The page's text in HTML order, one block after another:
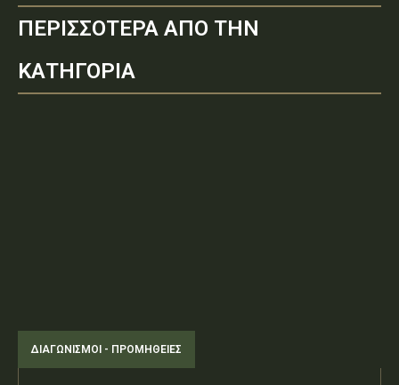
ΠΕΡΙΣΣΟΤΕΡΑ ΑΠΟ ΤΗΝ
ΚΑΤΗΓΟΡΙΑ
ΔΙΑΓΩΝΙΣΜΟΊ - ΠΡΟΜΉΘΕΙΕΣ